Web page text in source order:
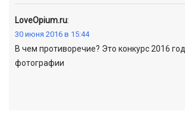
LoveOpium.ru:
30 июня 2016 в 15:44
В чем противоречие? Это конкурс 2016
фотографии